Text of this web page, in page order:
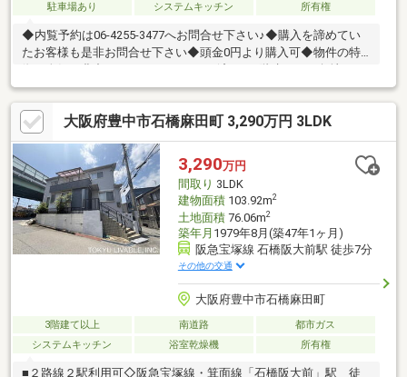
駐車場あり
システムキッチン 所有権
◆内覧予約は06-4255-3477へお問合せ下さい♪◆購入を諦めてい
たお客様も是非お問合せ下さい◆頭金0円より購入可◆物件の特
き陽当たり・通風良好！・シャッター付き車庫あり！・ウォーク
インクローゼットあり◆見るだけ大歓迎◆接客対応品質に自信が
あり◆夜間早朝もお気軽にご連絡ください！◆無料送迎可「購入
するか分からないけど見るだけ見たい」「他社の物件もまとめて
見てみたい」等ご購入をご検討中のお客様にとって、より良い条
件でご購入頂く為に精一杯サポート致します不動産の事なら何で
もお気軽にご相談下さい！
大阪府豊中市石橋麻田町 3,290万円 3LDK
3,290万円
間取り 3LDK
建物面積103.92m2
土地面積76.06m2
築年月 1979年8月(築47年1ヶ月)
阪急宝塚線 石橋阪大前駅 徒歩7分
その他の交通
大阪府豊中市石橋麻田町
3階建て以上 南道路
都市ガス
システムキッチン
浴室乾燥機 所有権
■２路線２駅利用可◇阪急宝塚線・箕面線「石橋阪大前」駅 徒